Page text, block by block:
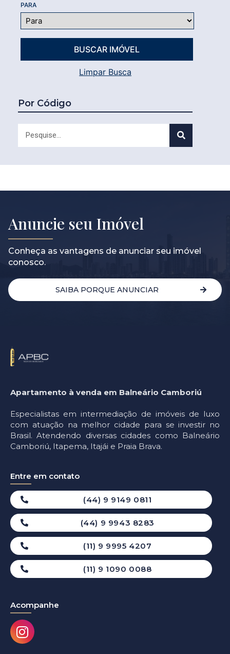
PARA
Limpar Busca
Por Código
Anuncie seu Imóvel
Conheça as vantagens de anunciar seu imóvel
conosco.
SAIBA PORQUE ANUNCIAR
Apartamento à venda em Balneário Camboriú
Especialistas em intermediação de imóveis de luxo
com atuação na melhor cidade para se investir no
Brasil. Atendendo diversas cidades como Balneário
Camboriú, Itapema, Itajái e Praia Brava.
Entre em contato
(44) 9 9149 0811
(44) 9 9943 8283
(11) 9 9995 4207
(11) 9 1090 0088
Acompanhe